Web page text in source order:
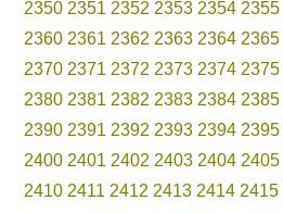
2350 2351 2352 2353 2354 2355
2360 2361 2362 2363 2364 2365
2370 2371 2372 2373 2374 2375
2380 2381 2382 2383 2384 2385
2390 2391 2392 2393 2394 2395
2400 2401 2402 2403 2404 2405
2410 2411 2412 2413 2414 2415